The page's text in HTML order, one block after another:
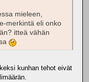
mieleen,
merkintä eli onko
itteä vähän
kunhan tehot eivät